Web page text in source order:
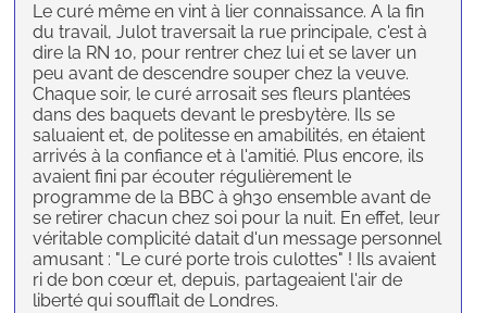
Le curé même en vint à lier connaissance. A la fin
du travail, Julot traversait la rue principale, c'est à
dire la RN 10, pour rentrer chez lui et se laver un
peu avant de descendre souper chez la veuve.
Chaque soir, le curé arrosait ses fleurs plantées
dans des baquets devant le presbytère. Ils se
saluaient et, de politesse en amabilités, en étaient
arrivés à la confiance et à l'amitié. Plus encore, ils
avaient fini par écouter régulièrement le
programme de la BBC à 9h30 ensemble avant de
se retirer chacun chez soi pour la nuit. En effet, leur
véritable complicité datait d'un message personnel
amusant : "Le curé porte trois culottes" ! Ils avaient
ri de bon cœur et, depuis, partageaient l'air de
liberté qui soufflait de Londres.